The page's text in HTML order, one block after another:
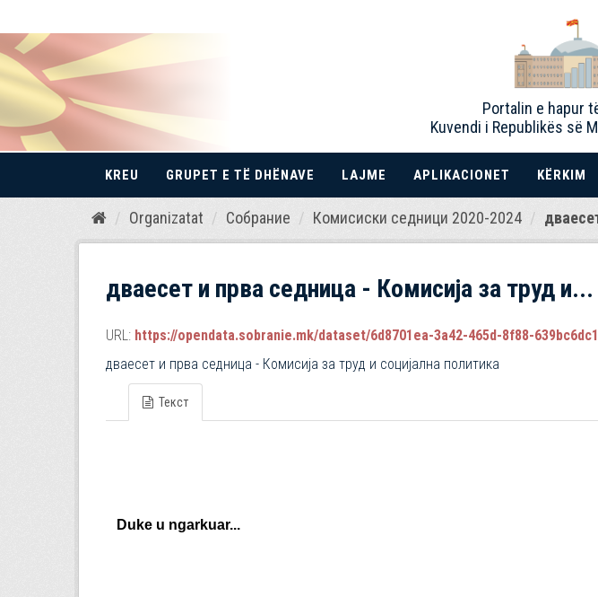
Kalo
Portalin e hapur
Kuvendi i Republikës së
KREU GRUPET E TË DHËNAVE LAJME APLIKACIONET KËRKIM
Organizatat Собрание Комисиски седници 2020-2024
дваесет и прва седница - Комисија за труд и...
URL: https://opendata.sobranie.mk/dataset/6d8701ea-3a42-465d-8f88-
дваесет и прва седница - Комисија за труд и социјална политика
Текст